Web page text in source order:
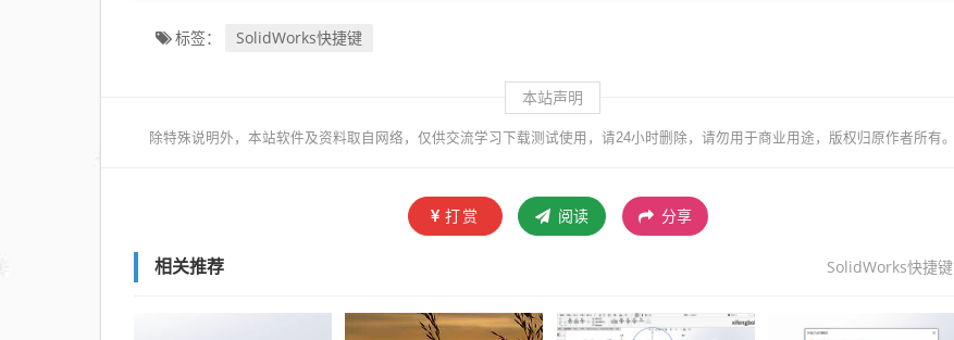
标签： SolidWorks快捷键
本站声明
除特殊说明外，本站软件及资料取自网络，仅供交流学习下载测试使用，请24小时删除，请勿用于商业用途，版权归原作者所有。
打赏 阅读 分享
相关推荐 SolidWorks快捷键